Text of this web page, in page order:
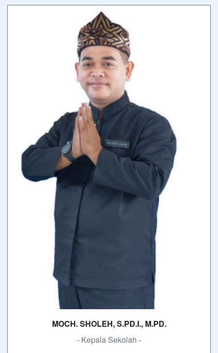
MOCH. SHOLEH, S.PD.I., M.PD.
- Kepala Sekolah -